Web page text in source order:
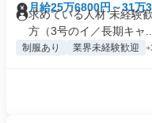
月給25万6800円～31万
求めている人材 未経験
方（3号のイ／長期キャ...
制服あり 業界未経験歓迎